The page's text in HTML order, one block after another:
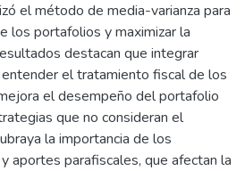
el método de media-varianza para
los portafolios y maximizar la
destacan que integrar
el tratamiento fiscal de los
el desempeño del portafolio
que no consideran el
la importancia de los
aportes parafiscales, que afectan la